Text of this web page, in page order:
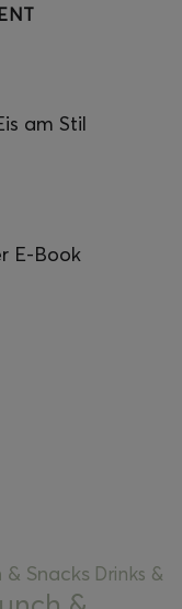
am Stil
E-Book
& Snacks Drinks &